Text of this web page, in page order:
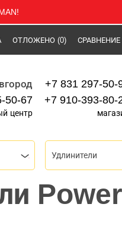
ОТЛОЖЕНО (0) СРАВНЕНИЕ
50-67
центр
+7 831 297-50-
+7 910-393-80-
Удлинители